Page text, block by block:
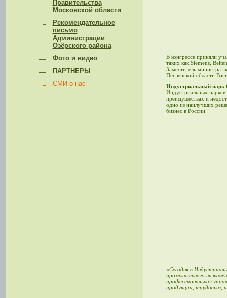
Правительства
Московской области
Рекомендательное
письмо
Администрации
Озёрского района
Фото и видео
ПАРТНЕРЫ
СМИ о нас
В конгрессе приняли
таких как Siemens,
Заместитель министра
Пензенской области
Индустриальный
Индустриальных
преимуществах и
одно из наилучших
бизнес в России.
«Сегодня в
промышленного
профессиональная
продукции, трудовым,